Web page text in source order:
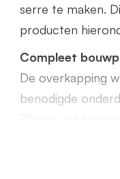
serre te maken.
producten
Compleet
De overkapping
benodigde